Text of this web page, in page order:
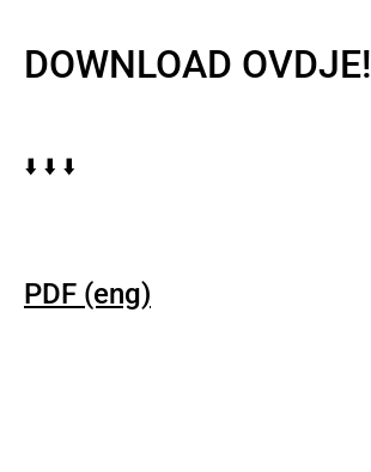
DOWNLOAD OVDJE!
⬇️ ⬇️ ⬇️
PDF (eng)